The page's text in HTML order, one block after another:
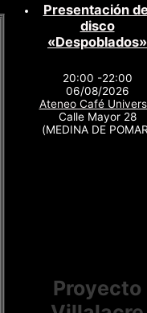
Presentación
disco
«Despoblados»
20:00 -22:00
06/08/2026
Ateneo Café
Calle Mayor 28
(MEDINA DE
Proyecto